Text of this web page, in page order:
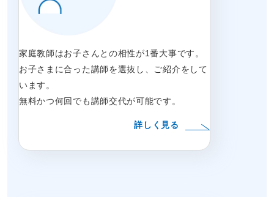
家庭教師はお子さんとの相性が1番大事です。
お子さまに合った講師を選抜し、ご紹介をして
います。
無料かつ何回でも講師交代が可能です。
詳しく見る